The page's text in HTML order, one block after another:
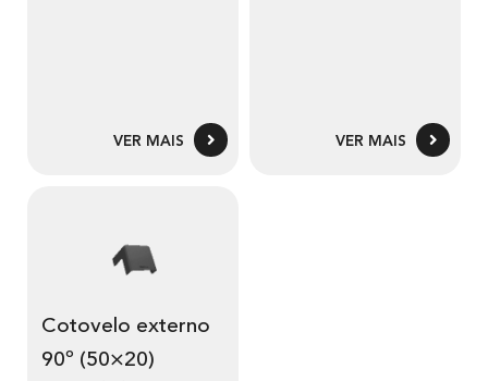
VER MAIS VER MAIS
Cotovelo externo
90º (50×20)